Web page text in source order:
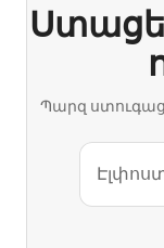
Պարզ